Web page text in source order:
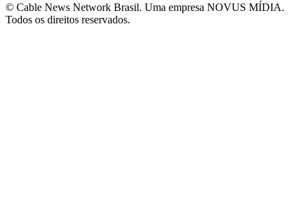
© Cable News Network Brasil. Uma empresa NOVUS MÍDIA.
Todos os direitos reservados.